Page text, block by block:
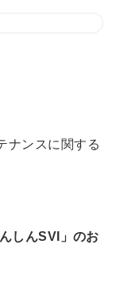
ナンスに関する
しんSVI」のお